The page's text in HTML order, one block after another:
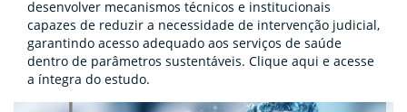
desenvolver mecanismos técnicos e institucionais
capazes de reduzir a necessidade de intervenção judicial,
garantindo acesso adequado aos serviços de saúde
dentro de parâmetros sustentáveis. Clique aqui e acesse
a íntegra do estudo.